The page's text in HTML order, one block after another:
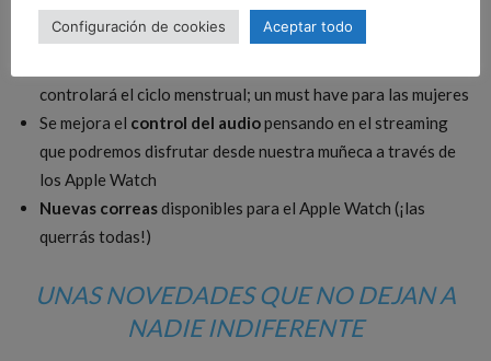
Apple Watch nos avisará cuando estemos en una zona de
demasiado ruido y pueda ser peligroso para la salud. Otra de
controlará el ciclo menstrual; un must have para las mujeres
Se mejora el control del audiopensando en el streaming
que podremos disfrutar desde nuestra muñeca a través de
los Apple Watch
Nuevas correasdisponibles para el Apple Watch (¡las
querrás todas!)
UNAS NOVEDADES QUE NO DEJAN A
NADIE INDIFERENTE
Configuración de cookies Aceptar todo